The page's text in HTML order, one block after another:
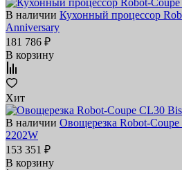
В наличии Кухонный процессор
Anniversary
181 786 ₽
В корзину
Хит
В наличии Овощерезка Robot-
2202W
153 351 ₽
В корзину